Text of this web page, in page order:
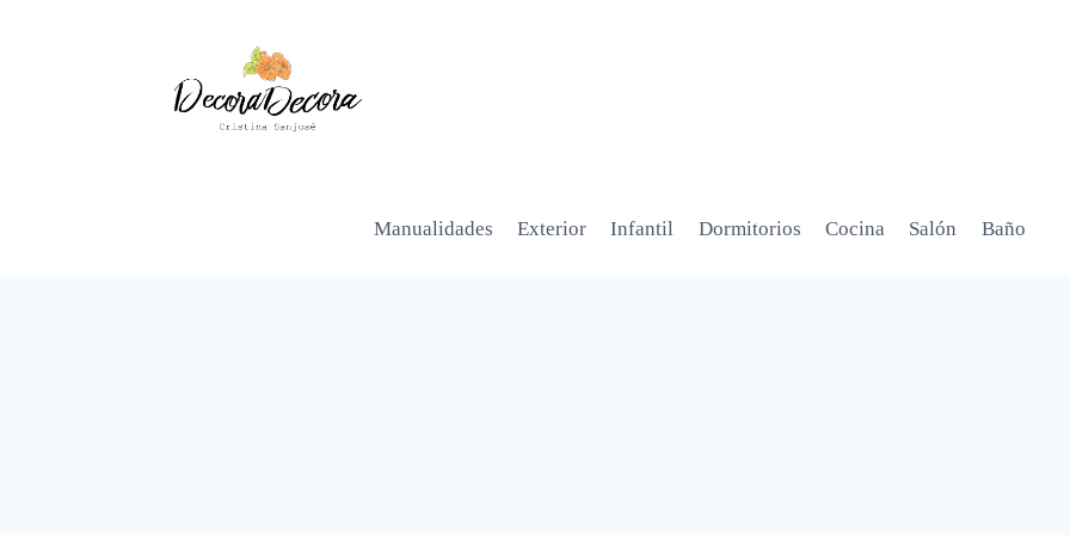
Manualidades Exterior Infantil Dormitorios Cocina Salón Baño